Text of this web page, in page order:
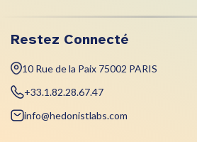
Restez Connecté
10 Rue de la Paix 75002 PARIS
+33.1.82.28.67.47
info@hedonistlabs.com